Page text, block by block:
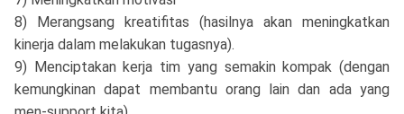
8) Merangsang kreatifitas (hasilnya akan meningkatkan
kinerja dalam melakukan tugasnya).
9) Menciptakan kerja tim yang semakin kompak (dengan
kemungkinan dapat membantu orang lain dan ada yang